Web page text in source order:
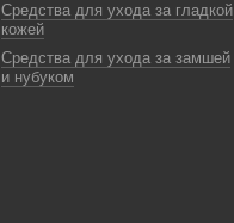
Средства для ухода за гладкой
кожей
Средства для ухода за замшей
и нубуком